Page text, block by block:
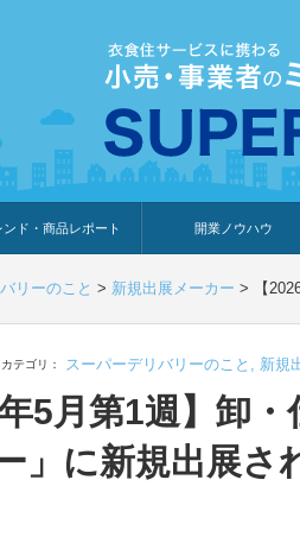
ンド・商品レポート
ンド・特集
ランキング
企業のおすすめ
体験・レビュー
しの提案
開業ノウハウ
開業までの道のり
開業知識・情報
リーのこと > 新規出展メーカー > 【
カテゴリ： スーパーデリバリーのこと , 新規
年5月第1週】卸
」に新規出展さ